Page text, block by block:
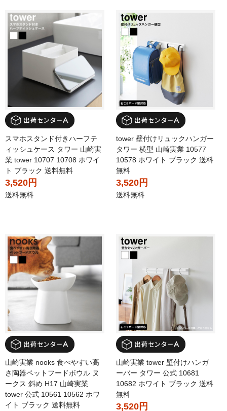
スマホスタンド付きハーフテ
ィッシュケース タワー 山崎実
業 tower 10707 10708 ホワイ
ト ブラック 送料無料
3,520円
送料無料
tower 壁付けリュックハンガー
タワー 横型 山崎実業 10577
10578 ホワイト ブラック 送料
無料
3,520円
送料無料
山崎実業 nooks 食べやすい高
さ陶器ペットフードボウル ヌ
ークス 斜め H17 山崎実業
tower 公式 10561 10562 ホワ
イト ブラック 送料無料
山崎実業 tower 壁付けハンガ
ーバー タワー 公式 10681
10682 ホワイト ブラック 送料
無料
3,520円